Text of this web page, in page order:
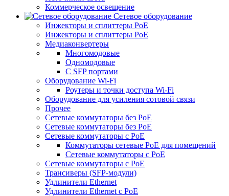
Коммерческое освещение
Сетевое оборудование
Инжекторы и сплиттеры PoE
Инжекторы и сплиттеры РоЕ
Медиаконвертеры
Многомодовые
Одномодовые
С SFP портами
Оборудование Wi-Fi
Роутеры и точки доступа Wi-Fi
Оборудование для усиления сотовой связи
Прочее
Сетевые коммутаторы без PoE
Сетевые коммутаторы без РоЕ
Сетевые коммутаторы с PoE
Коммутаторы сетевые PoE для помещений
Сетевые коммутаторы с PoE
Сетевые коммутаторы с РоЕ
Трансиверы (SFP-модули)
Удлинители Ethernet
Удлинители Ethernet с PoE